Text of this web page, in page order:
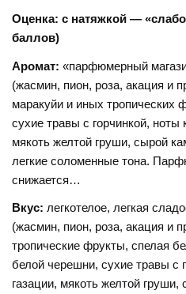
Оценка: с натяжкой —
баллов)
Аромат: «парфюмерный
(жасмин, пион, роза, акация и
маракуйи и иных тропических
сухие травы с горчинкой, ноты
мякоть желтой груши, сырой
легкие соломенные тона.
снижается…
Вкус: легкотелое, легкая
(жасмин, пион, роза, акация и
тропические фрукты, спелая
белой черешни, сухие травы с
газации, мякоть желтой